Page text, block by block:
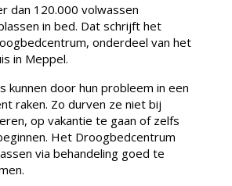
dan 120.000 volwassen
in bed. Dat schrijft het
onderdeel van het
in Meppel.
kunnen door hun probleem in een
raken. Zo durven ze niet bij
op vakantie te gaan of zelfs
Het Droogbedcentrum
via behandeling goed te